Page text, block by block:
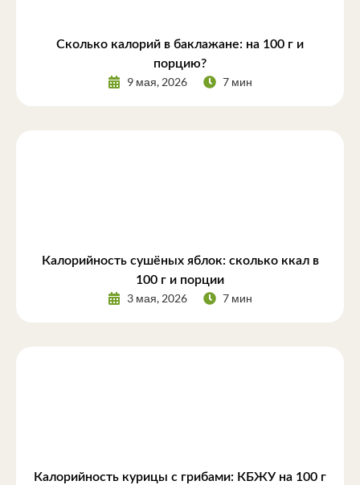
Сколько калорий в баклажане: на 100 г и
порцию?
9 мая, 2026 7 мин
Калорийность сушёных яблок: сколько ккал в
100 г и порции
3 мая, 2026 7 мин
Калорийность курицы с грибами: КБЖУ на 100 г